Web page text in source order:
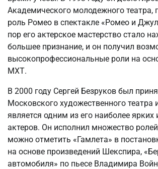
Академического молодежного театра,
роль Ромео в спектакле «Ромео и
пор его актерское мастерство стало
большее признание, и он получил
высокопрофессиональные роли на
МХТ.
В 2000 году Сергей Безруков был
Московского художественного театра
является одним из его наиболее ярких
актеров. Он исполнил множество
можно отметить «Гамлета» в
на основе произведений Шекспира,
автомобиля» по пьесе Владимира